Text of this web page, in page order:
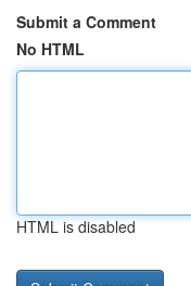
Submit a Comment
No HTML
HTML is disabled